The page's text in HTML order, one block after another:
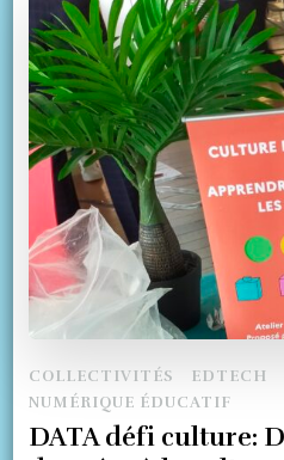
COLLECTIVITÉS EDTECH
NUMÉRIQUE ÉDUCATIF
DATA défi culture: